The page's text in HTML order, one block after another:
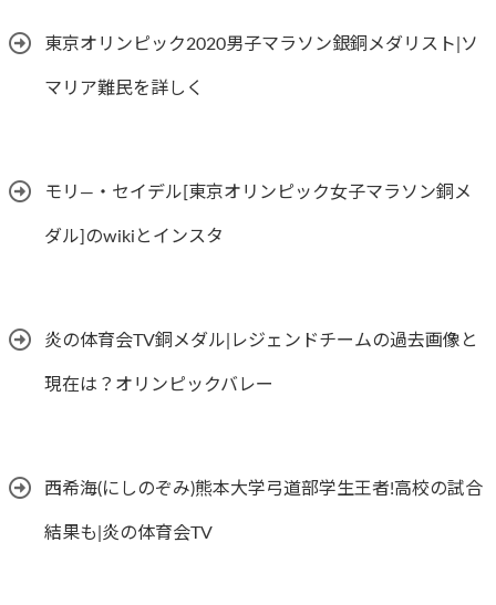
東京オリンピック2020男子マラソン銀銅メダリスト|ソ
マリア難民を詳しく
モリ―・セイデル[東京オリンピック女子マラソン銅メ
ダル]のwikiとインスタ
炎の体育会TV銅メダル|レジェンドチームの過去画像と
現在は？オリンピックバレー
西希海(にしのぞみ)熊本大学弓道部学生王者!高校の試合
結果も|炎の体育会TV